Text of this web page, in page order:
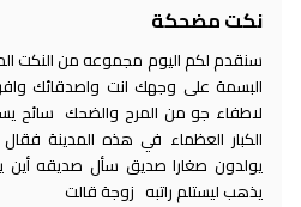
نكت مضحكة
سنقدم لكم اليوم مجموعه من النكت
البسمة على وجهك انت واصدقائك
لاطفاء جو من المرح والضحك سائح
الكبار العظماء في هذه المدينة
يولدون صغارا صديق سأل صديقه أين
يذهب ليستلم راتبه زوجة قالت